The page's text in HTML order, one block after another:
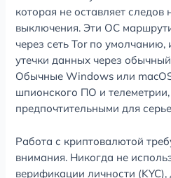
которая не оставляет
выключения. Эти ОС
через сеть Tor по
утечки данных через
Обычные Windows или
шпионского ПО и
предпочтительными для
Работа с криптовалютой
внимания. Никогда не
верификации личности